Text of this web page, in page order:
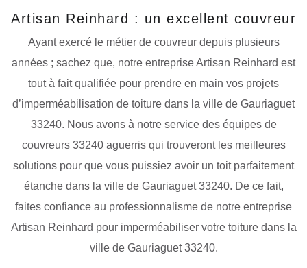
Artisan Reinhard : un excellent couvreur
Ayant exercé le métier de couvreur depuis plusieurs
années ; sachez que, notre entreprise Artisan Reinhard est
tout à fait qualifiée pour prendre en main vos projets
d’imperméabilisation de toiture dans la ville de Gauriaguet
33240. Nous avons à notre service des équipes de
couvreurs 33240 aguerris qui trouveront les meilleures
solutions pour que vous puissiez avoir un toit parfaitement
étanche dans la ville de Gauriaguet 33240. De ce fait,
faites confiance au professionnalisme de notre entreprise
Artisan Reinhard pour imperméabiliser votre toiture dans la
ville de Gauriaguet 33240.